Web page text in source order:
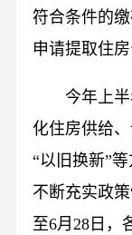
符合条件的
申请提取住
今年上
化住房供给
“以旧换新”
不断充实政
至6月28日，